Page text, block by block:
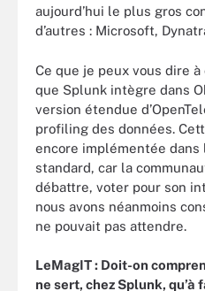
aujourd’hui le plus gros
d’autres : Microsoft,
Ce que je peux vous dire
que Splunk intègre dans
version étendue
profiling des données.
encore implémentée dans
standard, car la
débattre, voter pour son
nous avons néanmoins
ne pouvait pas attendre.
LeMagIT : Doit-on
ne sert, chez Splunk, qu’à